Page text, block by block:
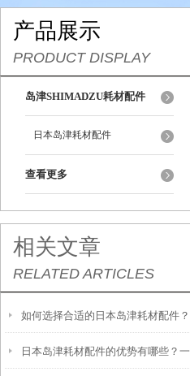
产品展示
PRODUCT DISPLAY
岛津SHIMADZU耗材配件
日本岛津耗材配件
查看更多
相关文章
RELATED ARTICLES
如何选择合适的日本岛津耗材配件？
日本岛津耗材配件的优势有哪些？一